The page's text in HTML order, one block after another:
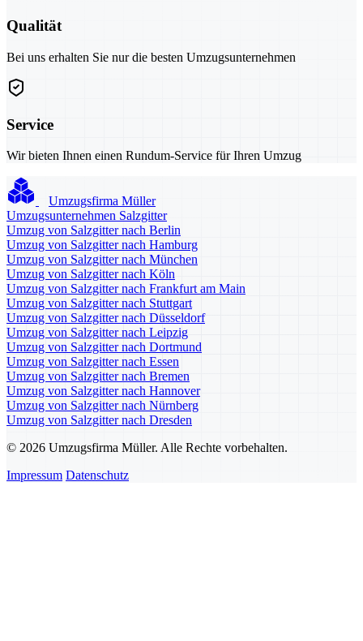
Qualität
Bei uns erhalten Sie nur die besten Umzugsunternehmen
Service
Wir bieten Ihnen einen Rundum-Service für Ihren Umzug
Umzugsfirma Müller
Umzugsunternehmen Salzgitter
Umzug von Salzgitter nach Berlin
Umzug von Salzgitter nach Hamburg
Umzug von Salzgitter nach München
Umzug von Salzgitter nach Köln
Umzug von Salzgitter nach Frankfurt am Main
Umzug von Salzgitter nach Stuttgart
Umzug von Salzgitter nach Düsseldorf
Umzug von Salzgitter nach Leipzig
Umzug von Salzgitter nach Dortmund
Umzug von Salzgitter nach Essen
Umzug von Salzgitter nach Bremen
Umzug von Salzgitter nach Hannover
Umzug von Salzgitter nach Nürnberg
Umzug von Salzgitter nach Dresden
© 2026 Umzugsfirma Müller. Alle Rechte vorbehalten.
Impressum Datenschutz